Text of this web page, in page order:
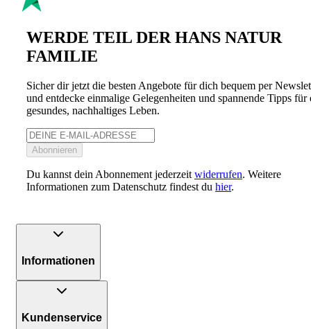
WERDE TEIL DER HANS NATUR
FAMILIE
Sicher dir jetzt die besten Angebote für dich bequem per
und entdecke einmalige Gelegenheiten und spannende Tipps für
gesundes, nachhaltiges Leben.
Abonnieren
Du kannst dein Abonnement jederzeit widerrufen. Weitere
Informationen zum Datenschutz findest du hier.
Informationen
Kundenservice